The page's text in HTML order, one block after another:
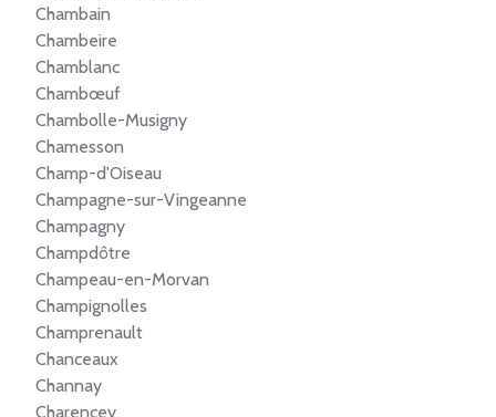
Chambain
Chambeire
Chamblanc
Chambœuf
Chambolle-Musigny
Chamesson
Champ-d'Oiseau
Champagne-sur-Vingeanne
Champagny
Champdôtre
Champeau-en-Morvan
Champignolles
Champrenault
Chanceaux
Channay
Charencey